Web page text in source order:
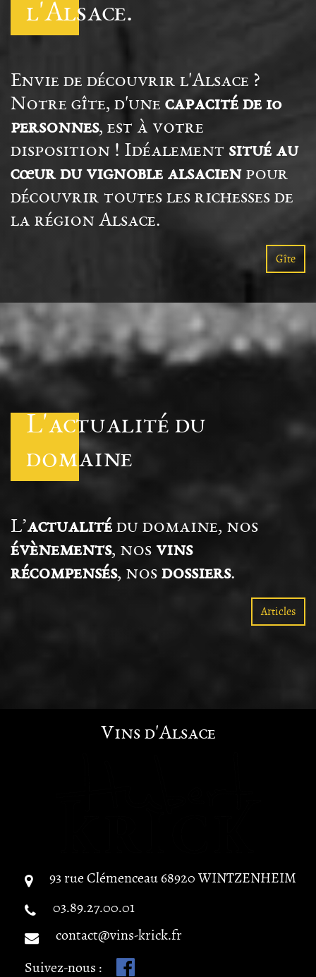
l'Alsace.
Envie de découvrir l'Alsace ?
Notre gîte, d'une capacité de 10
personnes, est à votre
disposition ! Idéalement situé au
cœur du vignoble alsacienpour
découvrir toutes les richesses de
la région Alsace.
Gîte
L'actualité du
domaine
L’actualité du domaine, nos
évènements, nos vins
récompensés, nos dossiers.
Articles
Vins d'Alsace
93 rue Clémenceau68920 WINTZENHEIM
03.89.27.00.01
contact@vins-krick.fr
Suivez-nous :